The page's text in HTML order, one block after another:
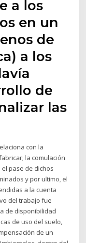
a los
en un
de
a los
de
las
con la
la comulación
pase de dichos
y por ultimo, el
a la cuenta
del trabajo fue
de disponibilidad
de uso del suelo,
de un